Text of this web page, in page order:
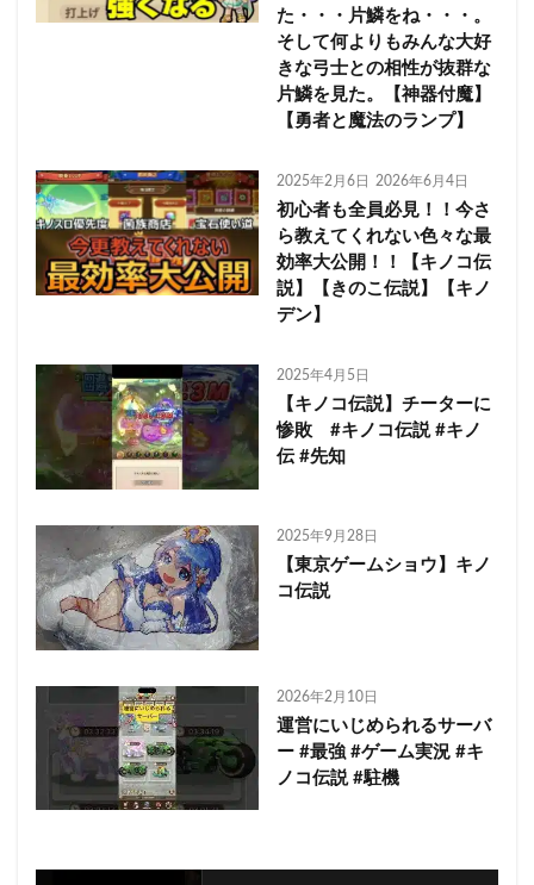
た・・・片鱗をね・・・。
そして何よりもみんな大好
きな弓士との相性が抜群な
片鱗を見た。【神器付魔】
【勇者と魔法のランプ】
2025年2月6日 2026年6月4日
初心者も全員必見！！今さ
ら教えてくれない色々な最
効率大公開！！【キノコ伝
説】【きのこ伝説】【キノ
デン】
2025年4月5日
【キノコ伝説】チーターに
惨敗 #キノコ伝説 #キノ
伝 #先知
2025年9月28日
【東京ゲームショウ】キノ
コ伝説
2026年2月10日
運営にいじめられるサーバ
ー #最強 #ゲーム実況 #キ
ノコ伝説 #駐機